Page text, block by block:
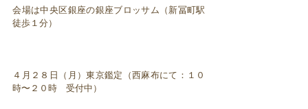
会場は中央区銀座の銀座ブロッサム（新冨町駅
徒歩１分）
４月２８日（月）東京鑑定（西麻布にて：１０
時〜２０時 受付中）